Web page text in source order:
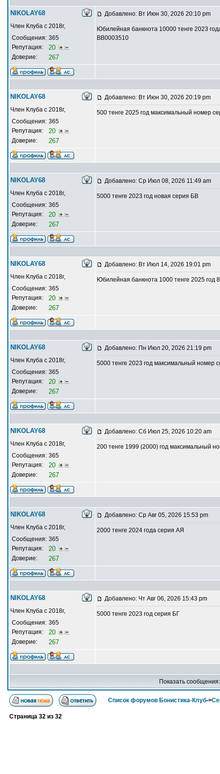
NIKOLAY68
Член Клуба с 2018г,
Сообщения: 365
Репутация:
20
Доверие: 267
Добавлено: Вт Июн 30, 2026 20:10 pm
Юбилейная банкнота 10000 тенге 2023
ВВ0003510
NIKOLAY68
Член Клуба с 2018г,
Сообщения: 365
Репутация:
20
Доверие: 267
Добавлено: Вт Июн 30, 2026 20:19 pm
500 тенге 2025 год максимальный номер
NIKOLAY68
Член Клуба с 2018г,
Сообщения: 365
Репутация:
20
Доверие: 267
Добавлено: Ср Июл 08, 2026 11:49 am
5000 тенге 2023 год новая серия БВ
NIKOLAY68
Член Клуба с 2018г,
Сообщения: 365
Репутация:
20
Доверие: 267
Добавлено: Вт Июл 14, 2026 19:01 pm
Юбилейная банкнота 1000 тенге 2025
NIKOLAY68
Член Клуба с 2018г,
Сообщения: 365
Репутация:
20
Доверие: 267
Добавлено: Пн Июл 20, 2026 21:19 pm
5000 тенге 2023 год максимальный номер
NIKOLAY68
Член Клуба с 2018г,
Сообщения: 365
Репутация:
20
Доверие: 267
Добавлено: Сб Июл 25, 2026 10:20 am
200 тенге 1999 (2000) год максимальный
NIKOLAY68
Член Клуба с 2018г,
Сообщения: 365
Репутация:
20
Доверие: 267
Добавлено: Ср Авг 05, 2026 15:53 pm
2000 тенге 2024 года серия АЯ
NIKOLAY68
Член Клуба с 2018г,
Сообщения: 365
Репутация:
20
Доверие: 267
Добавлено: Чт Авг 06, 2026 15:43 pm
5000 тенге 2023 год серия БГ
Показать
Список форумов Бонистика-Клуб->
Страница 32 из 32